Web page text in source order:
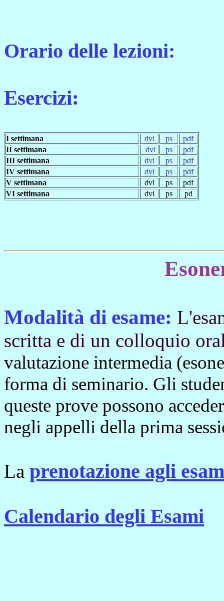
Orario delle lezioni:
Esercizi:
I settimana dvi ps
pdf
II settimana
dvi ps
pdf
III settimana
dvi ps
pdf
IV settimana dvi ps
pdf
V settimana
dvi ps
pdf
VI settimana
dvi ps pd
Modalità di esame:
scritta e di un colloquio
valutazione intermedia
forma di seminario. Gli
queste prove possono
negli appelli della prima
La prenotazione agli
Calendario degli Esami